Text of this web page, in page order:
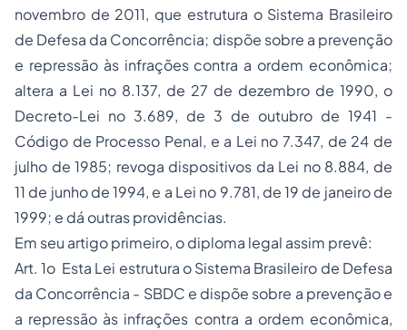
novembro de 2011, que estrutura o Sistema Brasileiro
de Defesa da Concorrência; dispõe sobre a prevenção
e repressão às infrações contra a ordem econômica;
altera a Lei no 8.137, de 27 de dezembro de 1990, o
Decreto-Lei no 3.689, de 3 de outubro de 1941 -
Código de Processo Penal, e a Lei no 7.347, de 24 de
julho de 1985; revoga dispositivos da Lei no 8.884, de
11 de junho de 1994, e a Lei no 9.781, de 19 de janeiro de
1999; e dá outras providências.
Em seu artigo primeiro, o diploma legal assim prevê:
Art. 1o Esta Lei estrutura o Sistema Brasileiro de Defesa
da Concorrência - SBDC e dispõe sobre a prevenção e
a repressão às infrações contra a ordem econômica,